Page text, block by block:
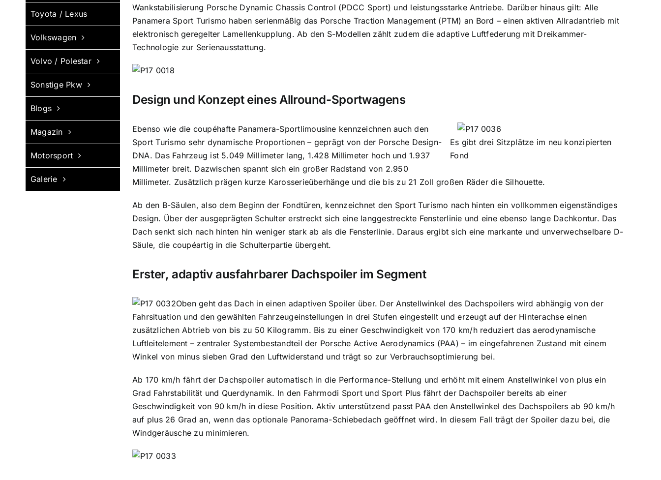
Toyota / Lexus
Volkswagen
Volvo / Polestar
Sonstige Pkw
Blogs
Magazin
Motorsport
Galerie
Wankstabilisierung Porsche Dynamic Chassis Control (PDCC Sport) und leistungsstarke Antriebe. Darüber hinaus gilt: Alle
Panamera Sport Turismo haben serienmäßig das Porsche Traction Management (PTM) an Bord – einen aktiven Allradantrieb mit
elektronisch geregelter Lamellenkupplung. Ab den S-Modellen zählt zudem die adaptive Luftfederung mit Dreikammer-
Technologie zur Serienausstattung.
Design und Konzept eines Allround-Sportwagens
Es gibt drei Sitzplätze im neu konzipierten
Fond
Ebenso wie die coupéhafte Panamera-Sportlimousine kennzeichnen auch den
Sport Turismo sehr dynamische Proportionen – geprägt von der Porsche Design-
DNA. Das Fahrzeug ist 5.049 Millimeter lang, 1.428 Millimeter hoch und 1.937
Millimeter breit. Dazwischen spannt sich ein großer Radstand von 2.950
Millimeter. Zusätzlich prägen kurze Karosserieüberhänge und die bis zu 21 Zoll großen Räder die Silhouette.
Ab den B-Säulen, also dem Beginn der Fondtüren, kennzeichnet den Sport Turismo nach hinten ein vollkommen eigenständiges
Design. Über der ausgeprägten Schulter erstreckt sich eine langgestreckte Fensterlinie und eine ebenso lange Dachkontur. Das
Dach senkt sich nach hinten hin weniger stark ab als die Fensterlinie. Daraus ergibt sich eine markante und unverwechselbare D-
Säule, die coupéartig in die Schulterpartie übergeht.
Erster, adaptiv ausfahrbarer Dachspoiler im Segment
Oben geht das Dach in einen adaptiven Spoiler über. Der Anstellwinkel des Dachspoilers wird abhängig von der
Fahrsituation und den gewählten Fahrzeugeinstellungen in drei Stufen eingestellt und erzeugt auf der Hinterachse einen
zusätzlichen Abtrieb von bis zu 50 Kilogramm. Bis zu einer Geschwindigkeit von 170 km/h reduziert das aerodynamische
Luftleitelement – zentraler Systembestandteil der Porsche Active Aerodynamics (PAA) – im eingefahrenen Zustand mit einem
Winkel von minus sieben Grad den Luftwiderstand und trägt so zur Verbrauchsoptimierung bei.
Ab 170 km/h fährt der Dachspoiler automatisch in die Performance-Stellung und erhöht mit einem Anstellwinkel von plus ein
Grad Fahrstabilität und Querdynamik. In den Fahrmodi Sport und Sport Plus fährt der Dachspoiler bereits ab einer
Geschwindigkeit von 90 km/h in diese Position. Aktiv unterstützend passt PAA den Anstellwinkel des Dachspoilers ab 90 km/h
auf plus 26 Grad an, wenn das optionale Panorama-Schiebedach geöffnet wird. In diesem Fall trägt der Spoiler dazu bei, die
Windgeräusche zu minimieren.